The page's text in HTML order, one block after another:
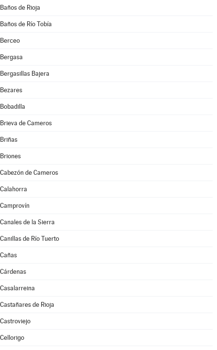
Baños de Rioja
Baños de Río Tobía
Berceo
Bergasa
Bergasillas Bajera
Bezares
Bobadilla
Brieva de Cameros
Briñas
Briones
Cabezón de Cameros
Calahorra
Camprovín
Canales de la Sierra
Canillas de Río Tuerto
Cañas
Cárdenas
Casalarreina
Castañares de Rioja
Castroviejo
Cellorigo